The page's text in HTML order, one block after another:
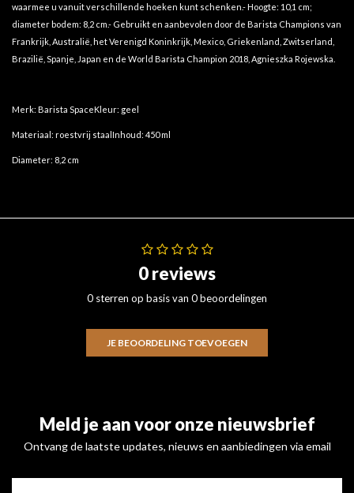
waarmee u vanuit verschillende hoeken kunt schenken.- Hoogte: 10,1 cm;
diameter bodem: 8,2 cm.- Gebruikt en aanbevolen door de Barista Champions van
Frankrijk, Australië, het Verenigd Koninkrijk, Mexico, Griekenland, Zwitserland,
Brazilië, Spanje, Japan en de World Barista Champion 2018, Agnieszka Rojewska.
Merk: Barista SpaceKleur: geel
Materiaal: roestvrij staalInhoud: 450 ml
Diameter: 8,2 cm
0 reviews
0 sterren op basis van 0 beoordelingen
JE BEOORDELING TOEVOEGEN
Meld je aan voor onze nieuwsbrief
Ontvang de laatste updates, nieuws en aanbiedingen via email